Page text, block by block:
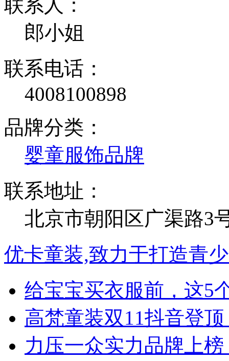
联系人：
郎小姐
联系电话：
4008100898
品牌分类：
婴童服饰品牌
联系地址：
北京市朝阳区广渠路3
优卡童装,致力于打造青
给宝宝买衣服前，这5
高梵童装双11抖音登
力压一众实力品牌上